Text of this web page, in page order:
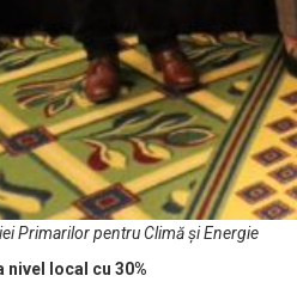
Primarilor pentru Climă și Energie
nivel local cu 30%